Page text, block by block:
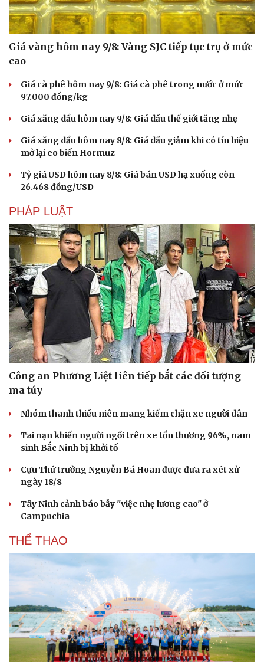
Du lịch
Săn Tour
check-in
Đọc truyện đêm khuya
Cửa sổ tình yêu
Kể chuyện cho bé
Giá vàng hôm nay 9/8: Vàng SJC tiếp tục trụ ở mức
cao
Giá cà phê hôm nay 9/8: Giá cà phê trong nước ở mức
97.000 đồng/kg
Giá xăng dầu hôm nay 9/8: Giá dầu thế giới tăng nhẹ
Giá xăng dầu hôm nay 8/8: Giá dầu giảm khi có tín hiệu
mở lại eo biển Hormuz
Tỷ giá USD hôm nay 8/8: Giá bán USD hạ xuống còn
26.468 đồng/USD
PHÁP LUẬT
Công an Phương Liệt liên tiếp bắt các đối tượng
ma túy
Nhóm thanh thiếu niên mang kiếm chặn xe người dân
Tai nạn khiến người ngồi trên xe tổn thương 96%, nam
sinh Bắc Ninh bị khởi tố
Cựu Thứ trưởng Nguyễn Bá Hoan được đưa ra xét xử
ngày 18/8
Tây Ninh cảnh báo bẫy "việc nhẹ lương cao" ở
Campuchia
THỂ THAO